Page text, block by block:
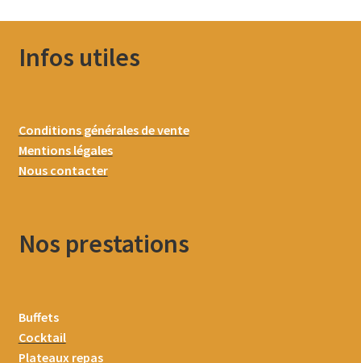
Infos utiles
Conditions générales de vente
Mentions légales
Nous contacter
Nos prestations
Buffets
Cocktail
Plateaux repas